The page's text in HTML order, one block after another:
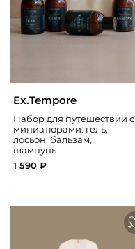
Ex.Tempore
Набор для путешествий с
миниатюрами: гель,
лосьон, бальзам,
шампунь
1 590 ₽